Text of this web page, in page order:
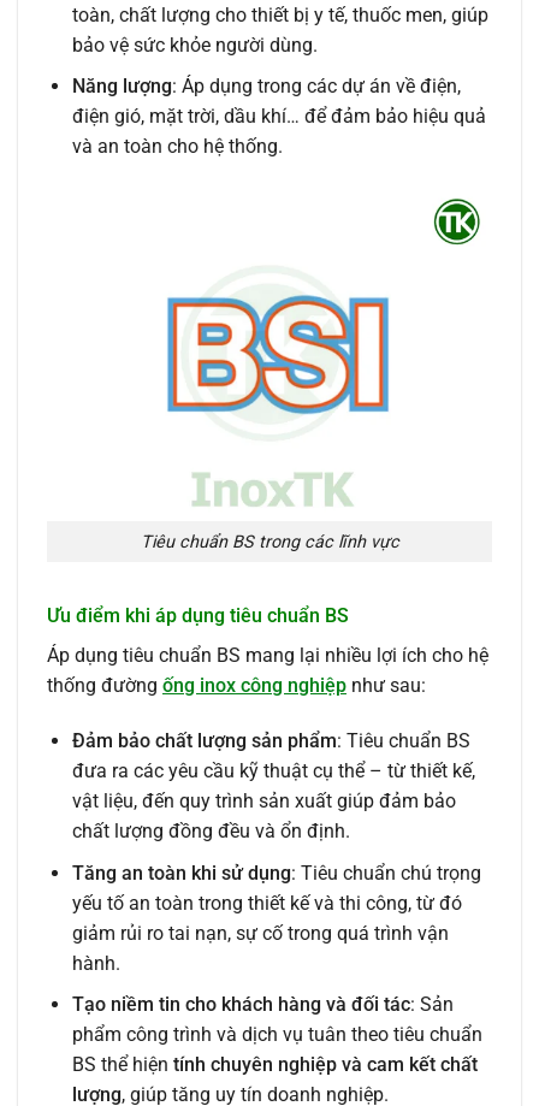
toàn, chất lượng cho thiết bị y tế, thuốc men, giúp
bảo vệ sức khỏe người dùng.
Năng lượng: Áp dụng trong các dự án về điện,
điện gió, mặt trời, dầu khí… để đảm bảo hiệu quả
và an toàn cho hệ thống.
Tiêu chuẩn BS trong các lĩnh vực
Ưu điểm khi áp dụng tiêu chuẩn BS
Áp dụng tiêu chuẩn BS mang lại nhiều lợi ích cho hệ
thống đường ống inox công nghiệp như sau:
Đảm bảo chất lượng sản phẩm: Tiêu chuẩn BS
đưa ra các yêu cầu kỹ thuật cụ thể – từ thiết kế,
vật liệu, đến quy trình sản xuất giúp đảm bảo
chất lượng đồng đều và ổn định.
Tăng an toàn khi sử dụng: Tiêu chuẩn chú trọng
yếu tố an toàn trong thiết kế và thi công, từ đó
giảm rủi ro tai nạn, sự cố trong quá trình vận
hành.
Tạo niềm tin cho khách hàng và đối tác: Sản
phẩm công trình và dịch vụ tuân theo tiêu chuẩn
BS thể hiện tính chuyên nghiệp và cam kết chất
lượng, giúp tăng uy tín doanh nghiệp.